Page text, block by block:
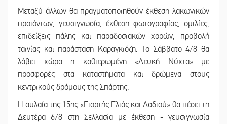
Μεταξύ άλλων θα πραγματοποιηθούν έκθεση λακωνικών
προϊόντων, γευσιγνωσία, έκθεση φωτογραφίας, ομιλίες,
επιδείξεις πάλης και παραδοσιακών χορών, προβολή
ταινίας και παράσταση Καραγκιόζη. Το Σάββατο 4/8 θα
λάβει χώρα η καθιερωμένη «Λευκή Νύχτα» με
προσφορές στα καταστήματα και δρώμενα στους
κεντρικούς δρόμους της Σπάρτης.
Η αυλαία της 15ης «Γιορτής Ελιάς και Λαδιού» θα πέσει τη
Δευτέρα 6/8 στη Σελλασία με έκθεση - γευσιγνωσία